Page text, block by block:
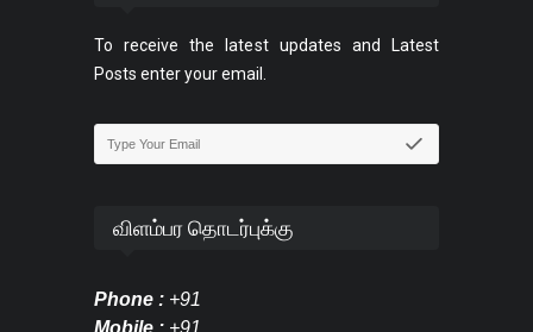
To receive the latest updates and Latest
Posts enter your email.
விளம்பர தொடர்புக்கு
Phone : +91